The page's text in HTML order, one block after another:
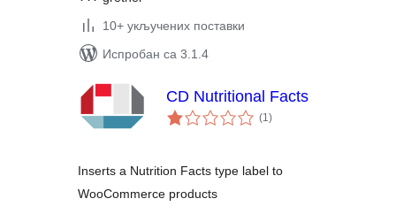
10+ укључених поставки
Испробан са 3.1.4
CD Nutritional Facts
(1укупних
оцена
)
Inserts a Nutrition Facts type label to
WooCommerce products